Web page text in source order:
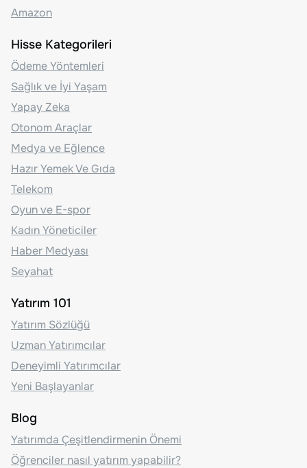
Amazon
Hisse Kategorileri
Ödeme Yöntemleri
Sağlık ve İyi Yaşam
Yapay Zeka
Otonom Araçlar
Medya ve Eğlence
Hazır Yemek Ve Gıda
Telekom
Oyun ve E-spor
Kadın Yöneticiler
Haber Medyası
Seyahat
Yatırım 101
Yatırım Sözlüğü
Uzman Yatırımcılar
Deneyimli Yatırımcılar
Yeni Başlayanlar
Blog
Yatırımda Çeşitlendirmenin Önemi
Öğrenciler nasıl yatırım yapabilir?